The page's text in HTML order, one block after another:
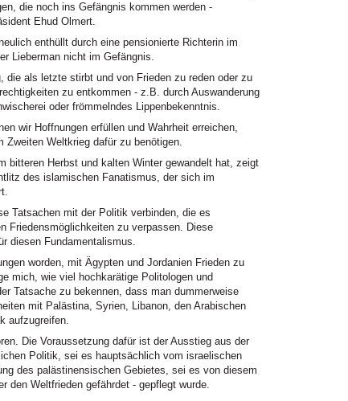
die noch ins Gefängnis kommen werden -
Ehud Olmert.
enthüllt durch eine pensionierte Richterin im
Lieberman nicht im Gefängnis.
die als letzte stirbt und von Frieden zu reden oder zu
zu entkommen - z.B. durch Auswanderung
oder frömmelndes Lippenbekenntnis.
wir Hoffnungen erfüllen und Wahrheit erreichen,
Zweiten Weltkrieg dafür zu benötigen.
bitteren Herbst und kalten Winter gewandelt hat, zeigt
des islamischen Fanatismus, der sich im
Tatsachen mit der Politik verbinden, die es
Friedensmöglichkeiten zu verpassen. Diese
diesen Fundamentalismus.
worden, mit Ägypten und Jordanien Frieden zu
mich, wie viel hochkarätige Politologen und
Tatsache zu bekennen, dass man dummerweise
mit Palästina, Syrien, Libanon, den Arabischen
aufzugreifen.
Die Voraussetzung dafür ist der Ausstieg aus der
Politik, sei es hauptsächlich vom israelischen
des palästinensischen Gebietes, sei es von diesem
den Weltfrieden gefährdet - gepflegt wurde.